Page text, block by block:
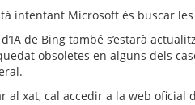
intentant Microsoft és buscar
de Bing també s’estarà
obsoletes en alguns dels
al xat, cal accedir a la web oficial